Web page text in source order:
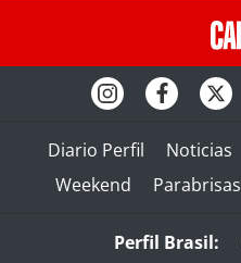
Diario Perfil Noticias
Weekend
Parabrisas
Perfil Brasil: